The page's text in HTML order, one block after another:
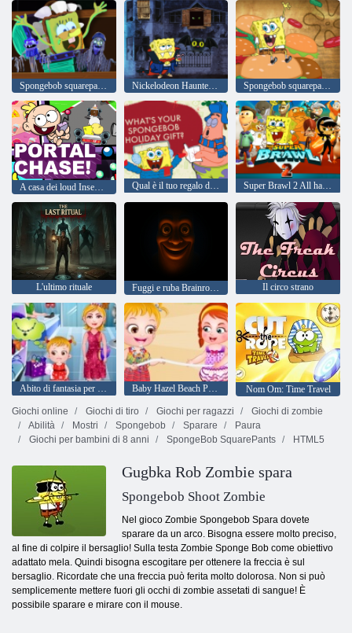
Spongebob squarepants Tracce di terrore Nickelodeon Haunted casa costruttore Spongebob squarepants Quale patty krabby sei?
Qual è il tuo regalo di festa spongebob? Super Brawl 2 All hail king Julien
L'ultimo rituale Fuggi e ruba Brainrot: Sahur Hills Il circo strano
Abito di fantasia per bambini Baby Hazel Beach Party
Nom Om: Time Travel
Giochi online
Giochi di tiro Giochi per ragazzi
Giochi di zombie
Abilità
Mostri Spongebob Sparare
Paura
Giochi per bambini di 8 anni
SpongeBob SquarePants HTML5
Gugbka Rob Zombie spara
Spongebob Shoot Zombie
Nel gioco Zombie Spongebob Spara dovete
sparare da un arco. Bisogna essere molto preciso,
al fine di colpire il bersaglio! Sulla testa Zombie Sponge Bob come obiettivo
adattato mela. Quindi bisogna escogitare per ottenere la freccia è sul
bersaglio. Ricordate che una freccia può ferita molto dolorosa. Non si può
semplicemente mettere fuori gli occhi di zombie assetati di sangue! È
possibile sparare e mirare con il mouse.